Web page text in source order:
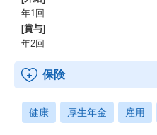
年1回
[賞与]
年2回
保険
健康 厚生年金 雇用